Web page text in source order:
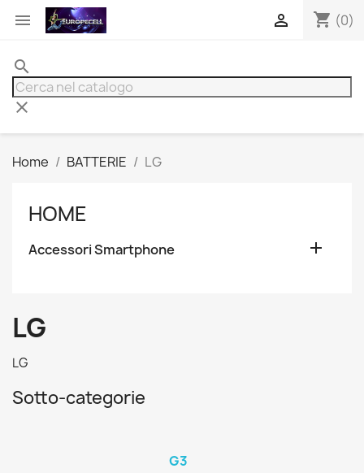
 shopping_cart (0)

search
clear
Home BATTERIE LG
HOME
Accessori Smartphone 
LG
LG
Sotto-categorie
G3